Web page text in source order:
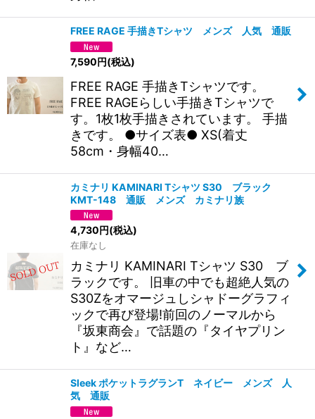
FREE RAGE 手描きTシャツ メンズ 人気 通販
7,590円(税込)
FREE RAGE 手描きTシャツです。
FREE RAGEらしい手描きTシャツで
す。1枚1枚手描きされています。 手描
きです。 ●サイズ表● XS(着丈
58cm・身幅40…
カミナリ KAMINARI Tシャツ S30 ブラック
KMT-148 通販 メンズ カミナリ族
4,730円(税込)
在庫なし
カミナリ KAMINARI Tシャツ S30 ブ
ラックです。 旧車の中でも超絶人気の
S30Zをオマージュしシャドーグラフィ
ックで再び登場!前回のノーマルから
『坂東商会』で話題の『タイヤプリン
ト』など…
Sleek ポケットラグランT ネイビー メンズ 人
気 通販